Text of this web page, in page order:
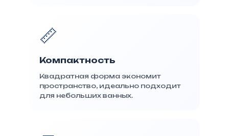
📏
Компактность
Квадратная форма экономит
пространство, идеально подходит
для небольших ванных.